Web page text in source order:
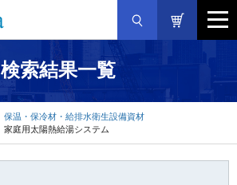
検索結果一覧
保温・保冷材・給排水衛生設備資材
家庭用太陽熱給湯システム